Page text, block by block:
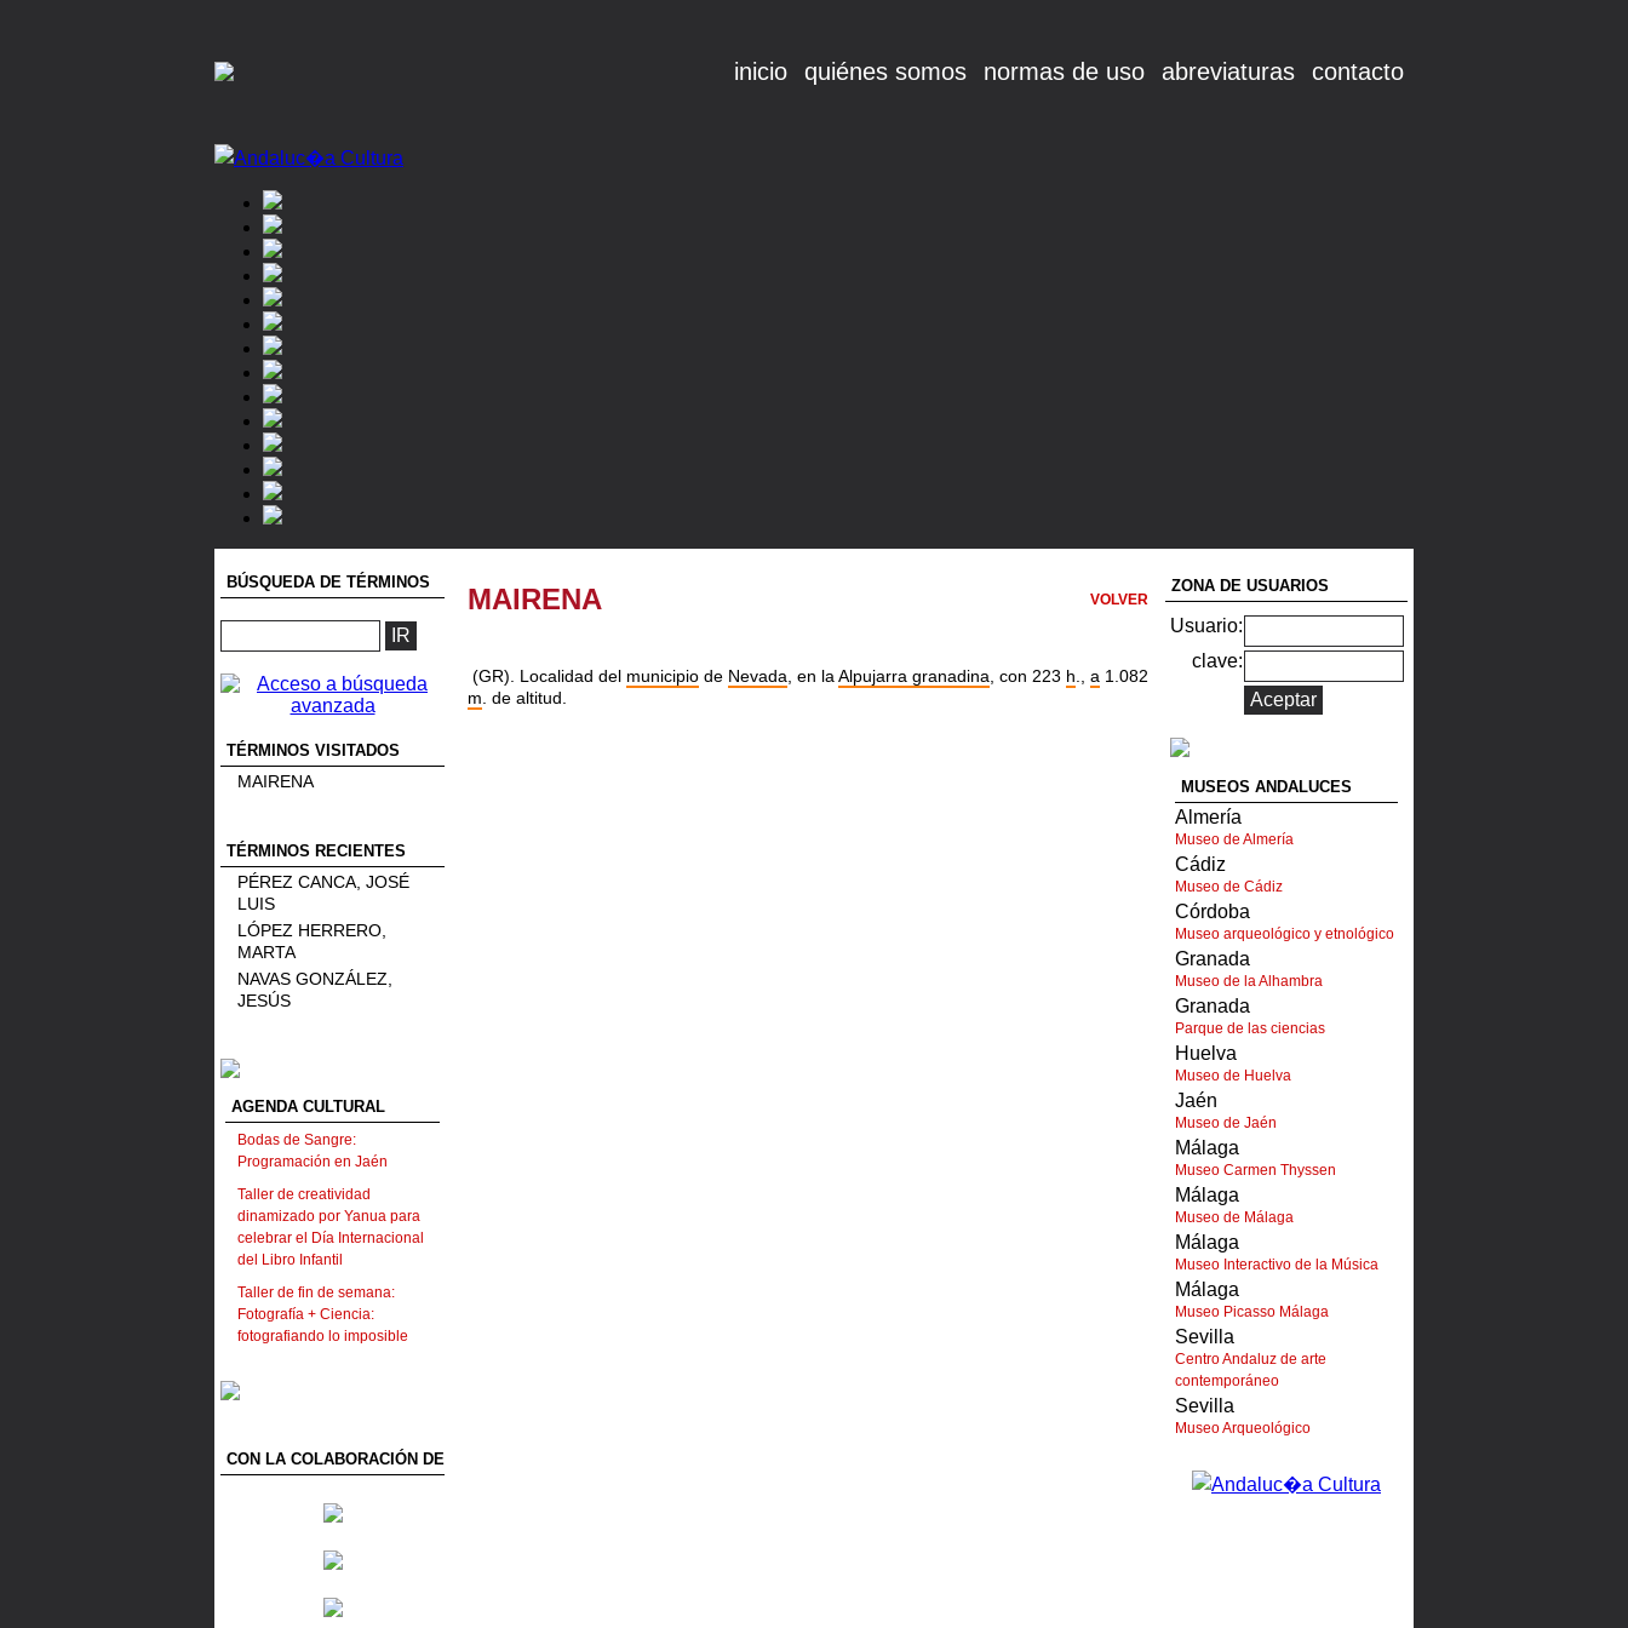
inicio quiénes somos normas de uso abreviaturas contacto
BÚSQUEDA DE TÉRMINOS
TÉRMINOS VISITADOS
MAIRENA
TÉRMINOS RECIENTES
PÉREZ CANCA, JOSÉ
LUIS
LÓPEZ HERRERO,
MARTA
NAVAS GONZÁLEZ,
JESÚS
AGENDA CULTURAL
Bodas de Sangre:
Programación en Jaén
Taller de creatividad
dinamizado por Yanua para
celebrar el Día Internacional
del Libro Infantil
Taller de fin de semana:
Fotografía + Ciencia:
fotografiando lo imposible
CON LA COLABORACIÓN DE
MAIRENA VOLVER
(GR). Localidad del municipio de Nevada , en la Alpujarra granadina , con 223 h a 1.082
m . de altitud.
ZONA DE USUARIOS
Usuario:
clave:
MUSEOS ANDALUCES
Almería
Museo de Almería
Cádiz
Museo de Cádiz
Córdoba
Museo arqueológico y etnológico
Granada
Museo de la Alhambra
Granada
Parque de las ciencias
Huelva
Museo de Huelva
Jaén
Museo de Jaén
Málaga
Museo Carmen Thyssen
Málaga
Museo de Málaga
Málaga
Museo Interactivo de la Música
Málaga
Museo Picasso Málaga
Sevilla
Centro Andaluz de arte
contemporáneo
Sevilla
Museo Arqueológico